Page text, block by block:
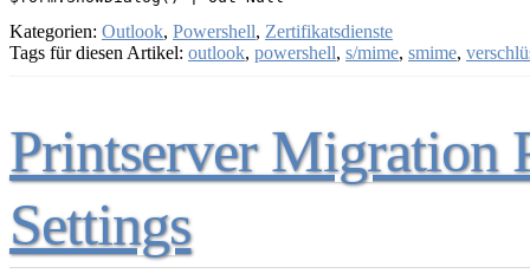
Kategorien: Outlook, Powershell, Zertifikatsdienste
Tags für diesen Artikel: outlook, powershell, s/mime, smime,
Printserver Migration
Settings